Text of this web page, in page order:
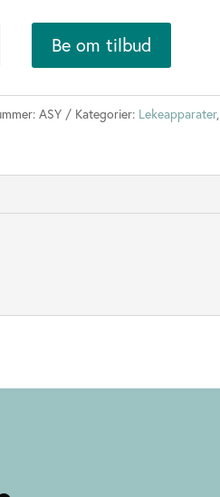
Be om tilbud
ASY Kategorier: Lekeapparater,